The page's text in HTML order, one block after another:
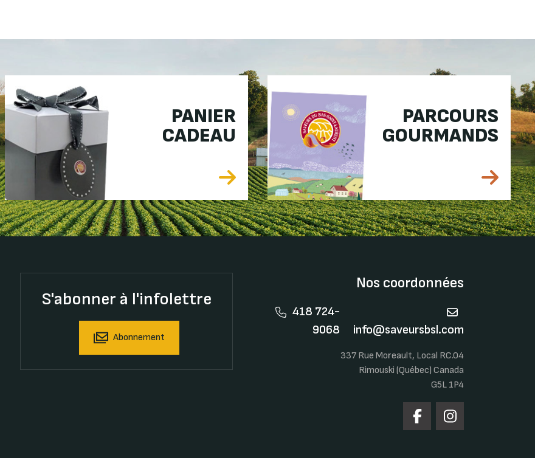
PANIER
CADEAU
PARCOURS
GOURMANDS
S'abonner à l'infolettre
Abonnement
Nos coordonnées
418 724-
9068
info@saveursbsl.com
337 Rue Moreault, Local RC.04
Rimouski (Québec) Canada
G5L 1P4